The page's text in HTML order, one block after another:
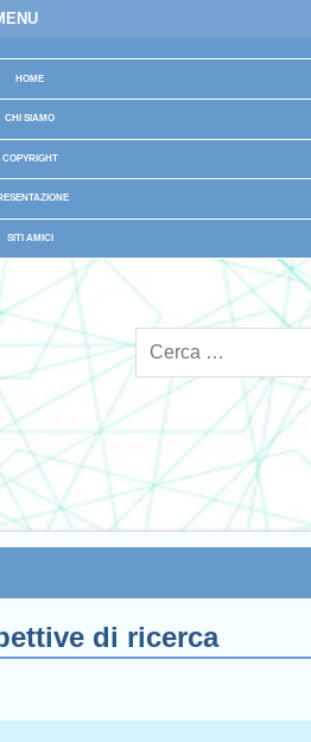
HOME
CHI SIAMO
COPYRIGHT
SITI AMICI
di ricerca